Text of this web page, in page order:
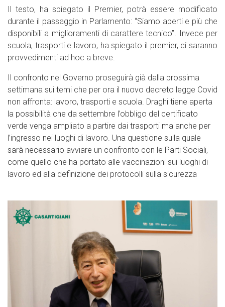
Il testo, ha spiegato il Premier, potrà essere modificato
durante il passaggio in Parlamento: “Siamo aperti e più che
disponibili a miglioramenti di carattere tecnico”. Invece per
scuola, trasporti e lavoro, ha spiegato il premier, ci saranno
provvedimenti ad hoc a breve.
Il confronto nel Governo proseguirà già dalla prossima
settimana sui temi che per ora il nuovo decreto legge Covid
non affronta: lavoro, trasporti e scuola. Draghi tiene aperta
la possibilità che da settembre l’obbligo del certificato
verde venga ampliato a partire dai trasporti ma anche per
l’ingresso nei luoghi di lavoro. Una questione sulla quale
sarà necessario avviare un confronto con le Parti Sociali,
come quello che ha portato alle vaccinazioni sui luoghi di
lavoro ed alla definizione dei protocolli sulla sicurezza